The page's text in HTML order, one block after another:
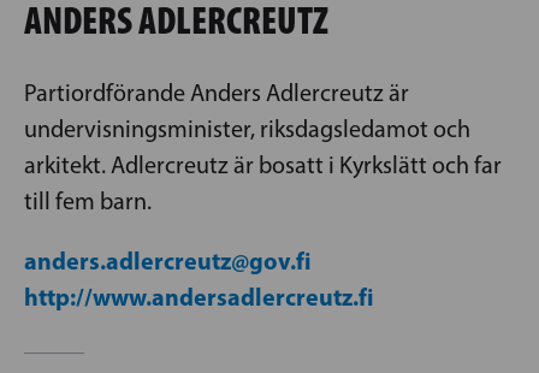
ANDERS ADLERCREUTZ
Partiordförande Anders Adlercreutz är
undervisningsminister, riksdagsledamot och
arkitekt. Adlercreutz är bosatt i Kyrkslätt och far
till fem barn.
anders.adlercreutz@gov.fi
http://www.andersadlercreutz.fi